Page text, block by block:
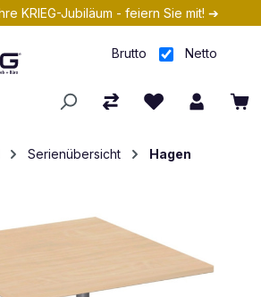
KRIEG-Jubiläum - feiern Sie mit! ➔
Brutto Netto
Serienübersicht Hagen